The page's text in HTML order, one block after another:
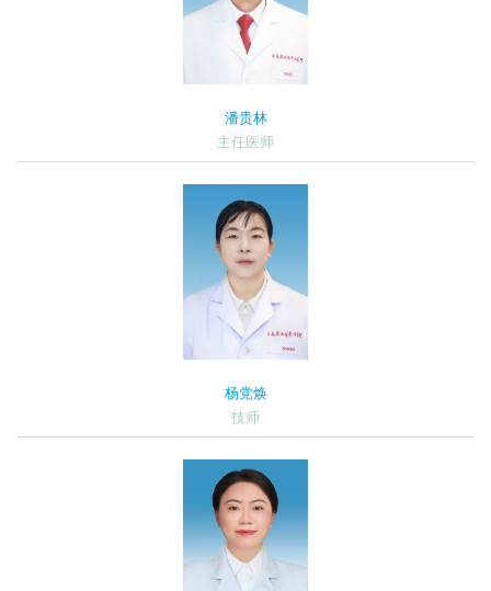
潘贵林
主任医师
杨党焕
技师